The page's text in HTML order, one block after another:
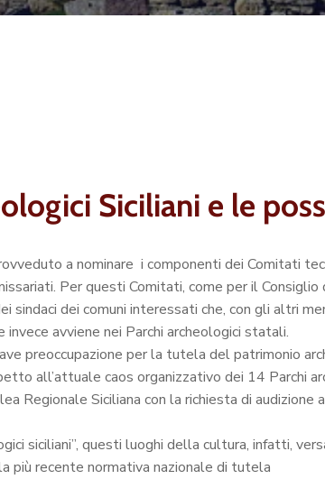
Siciliani e le
a nominare i componenti dei Comitati
Per questi Comitati, come per il
dei comuni interessati che, con gli altri
avviene nei Parchi archeologici statali.
preoccupazione per la tutela del patrimonio
all’attuale caos organizzativo dei 14 Parchi
Regionale Siciliana con la richiesta di
siciliani”, questi luoghi della cultura, infatti,
più recente normativa nazionale di tutela